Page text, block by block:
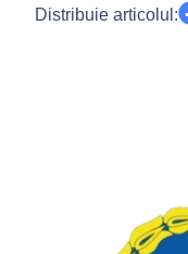
Distribuie articolul: